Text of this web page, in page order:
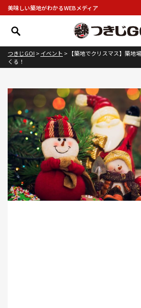
美味しい築地がわかるWEBメディア
つきじGO! >イベント > 【築地でクリスマス】築
くる！